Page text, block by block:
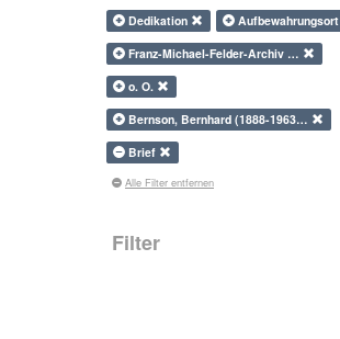
Dedikation
Aufbewahrungsort
Franz-Michael-Felder-Archiv …
o. O.
Bernson, Bernhard (1888-1963…
Brief
Alle Filter entfernen
Filter